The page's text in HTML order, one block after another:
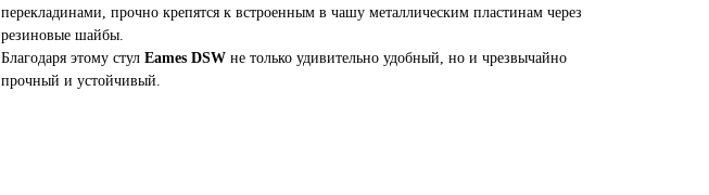
перекладинами, прочно крепятся к встроенным в чашу металлическим пластинам через
резиновые шайбы.
Благодаря этому стул Eames DSW не только удивительно удобный, но и чрезвычайно
прочный и устойчивый.